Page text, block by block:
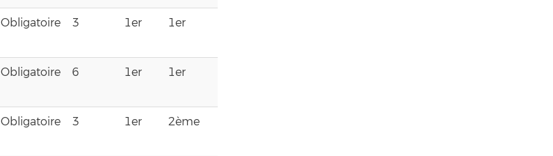
Obligatoire 3 1er 1er
Obligatoire 6 1er 1er
Obligatoire 3 1er 2ème